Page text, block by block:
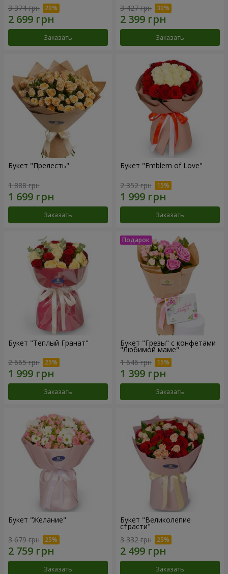
3 374 грн
Заказать
3 427 грн
Заказать
Букет "Прелесть"
1 888 грн
Заказать
Букет "Emblem of Love"
2 352 грн
Заказать
Букет "Теплый Гранат"
2 665 грн
Заказать
Букет "Грезы" с конфетами
"Любимой маме"
1 646 грн
Заказать
Букет "Желание"
3 679 грн
Заказать
Букет "Великолепие
страсти"
3 332 грн
Заказать